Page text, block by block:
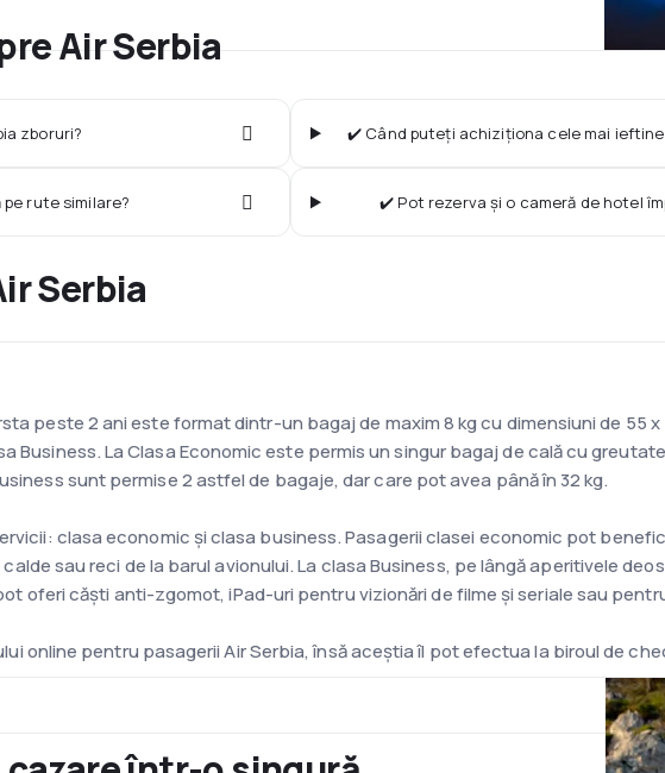
Air Serbia
zboruri? ✔️ Când puteți achiziționa cele mai
rute similare? ✔️ Pot rezerva și o cameră de hotel
Serbia
peste 2 ani este format dintr-un bagaj de maxim 8 kg cu dimensiuni de 55
Business. La Clasa Economic este permis un singur bagaj de cală cu
sunt permise 2 astfel de bagaje, dar care pot avea până în 32 kg.
clasa economic și clasa business. Pasagerii clasei economic pot
sau reci de la barul avionului. La clasa Business, pe lângă aperitivele
oferi căști anti-zgomot, iPad-uri pentru vizionări de filme și seriale sau
online pentru pasagerii Air Serbia, însă aceștia îl pot efectua la biroul de
19 avioane printre care 2 Airbus A 320, 8 Airbus A 319, 4 737-300, 3 ATR 72-
este Aeroportul Nikola Tesla din Belgrad. Acesta a fost deschis în anul 1962,